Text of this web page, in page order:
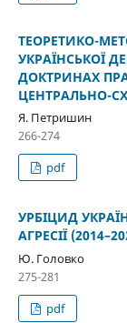
ТЕОРЕТИКО-
УКРАЇНСЬКОЇ
ДОКТРИНАХ
ЦЕНТРАЛЬНО-
Я. Петришин
266-274
pdf
УРБІЦИД
АГРЕСІЇ
Ю. Головко
275-281
pdf